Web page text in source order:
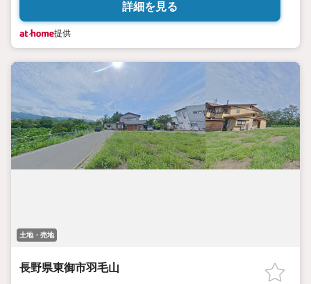
詳細を見る
提供
土地・売地
長野県東御市羽毛山